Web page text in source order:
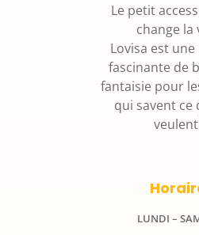
Le petit
change la
Lovisa est
fascinante de
fantaisie pour
qui savent ce
LUNDI –